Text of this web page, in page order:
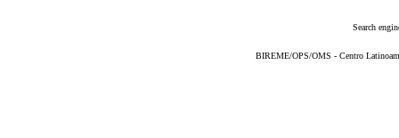
Search
BIREME/OPS/OMS - Centro